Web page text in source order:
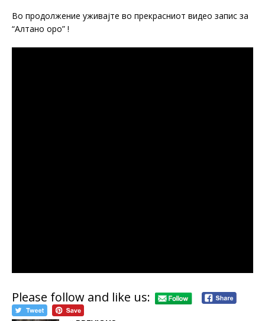
Во продолжение уживајте во прекрасниот видео запис за
“Алтано оро” !
Please follow and like us: